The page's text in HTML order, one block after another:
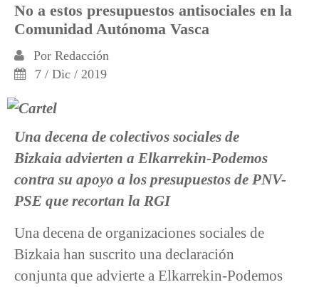
No a estos presupuestos antisociales en la
Comunidad Autónoma Vasca
Por Redacción
7 / Dic / 2019
Una decena de colectivos sociales de
Bizkaia advierten a Elkarrekin-Podemos
contra su apoyo a los presupuestos de PNV-
PSE que recortan la RGI
Una decena de organizaciones sociales de
Bizkaia han suscrito una declaración
conjunta que advierte a Elkarrekin-Podemos